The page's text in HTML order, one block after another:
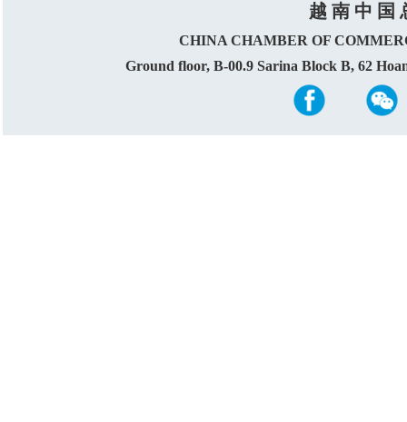
越 南 中 国
CHINA CHAMBER OF
Ground floor, B-00.9 Sarina Block B, 62